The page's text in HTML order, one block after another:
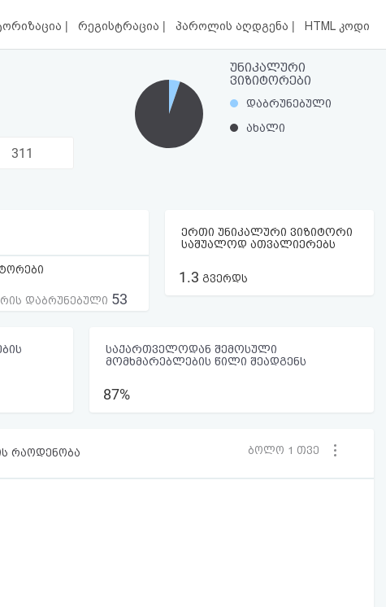
| რეგისტრაცია | პაროლის აღდგენა | HTML კოდი
311
უნიკალური
ვიზიტორები
დაბრუნებული
ახალი
დაბრუნებული 53
ერთი უნიკალური ვიზიტორი
საშუალოდ ათვალიერებს
1.3 გვერდს
საქართველოდან შემოსული
მომხმარებლების წილი შეადგენს
87%
რაოდენობა ბოლო 1 თვე